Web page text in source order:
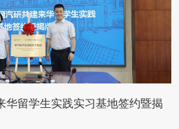
华留学生实践实习基地签约暨揭